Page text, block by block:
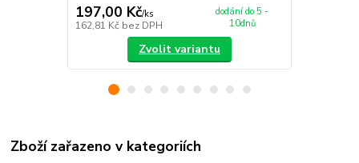
197,00 Kč/ks
162,81 Kč bez DPH
dodání do 5 -
10dnů
Zvolit variantu
Zboží zařazeno v kategoriích